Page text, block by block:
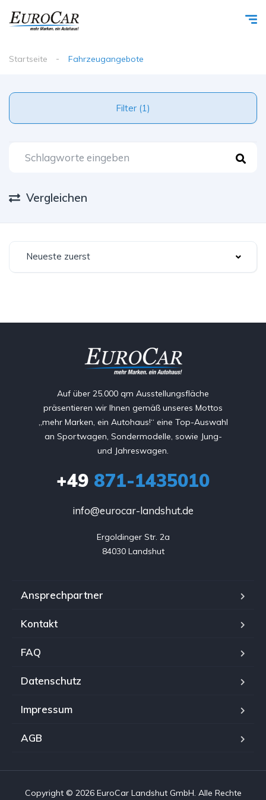
Startseite Fahrzeugangebote
Filter (1)
Vergleichen
Neueste zuerst
Auf über 25.000 qm Ausstellungsfläche
präsentieren wir Ihnen gemäß unseres Mottos
„mehr Marken, ein Autohaus!“ eine Top-Auswahl
an Sportwagen, Sondermodelle, sowie Jung-
und Jahreswagen.
+49 871-1435010
info@eurocar-landshut.de
Ergoldinger Str. 2a
84030 Landshut
Ansprechpartner
Kontakt
FAQ
Datenschutz
Impressum
AGB
Copyright © 2026 EuroCar Landshut GmbH. Alle Rechte